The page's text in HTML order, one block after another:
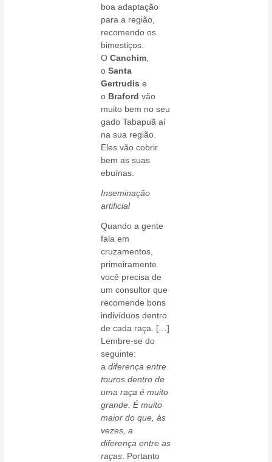
boa adaptação
para a região,
recomendo os
bimestiços.
OCanchim,
oSanta
Gertrudis e
o Braford vão
muito bem no seu
gado Tabapuã aí
na sua região.
Eles vão cobrir
bem as suas
ebuínas.
Inseminação
artificial
Quando a gente
fala em
cruzamentos,
primeiramente
você precisa de
um consultor que
recomende bons
indivíduos dentro
de cada raça. […]
Lembre-se do
seguinte:
adiferença entre
touros dentro de
uma raça é muito
grande. É muito
maior do que, às
vezes, a
diferença entre as
raças. Portanto